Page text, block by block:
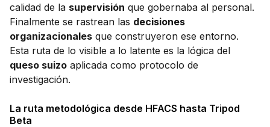
calidad de la supervisión que gobernaba al personal.
Finalmente se rastrean las decisiones
organizacionales que construyeron ese entorno.
Esta ruta de lo visible a lo latente es la lógica del
queso suizo aplicada como protocolo de
investigación.
La ruta metodológica desde HFACS hasta Tripod
Beta